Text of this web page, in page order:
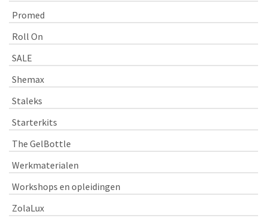
Promed
Roll On
SALE
Shemax
Staleks
Starterkits
The GelBottle
Werkmaterialen
Workshops en opleidingen
ZolaLux